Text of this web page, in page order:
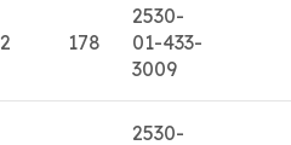
178
2530-
01-433-
3009
2530-